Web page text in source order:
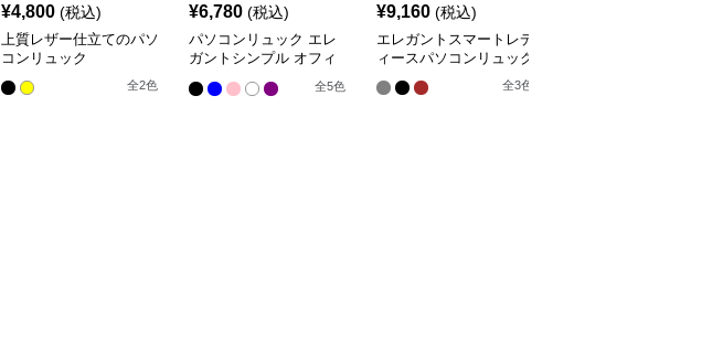
¥4,800 (税込)
上質レザー仕立てのパソ
コンリュック
全2色
¥6,780 (税込)
パソコンリュック エレ
ガントシンプル オフィ
全5色
¥9,160 (税込)
エレガントスマートレデ
ィースパソコンリュック
全3色